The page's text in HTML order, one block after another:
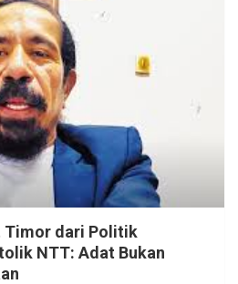
Timor dari Politik
NTT: Adat Bukan